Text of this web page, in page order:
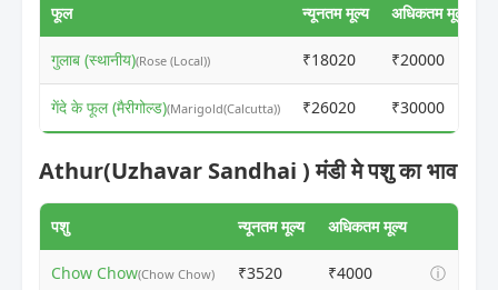
फूल न्यूनतम मूल्य अधिकतम मूल्य
गुलाब (स्थानीय)(Rose (Local)) ₹18020 ₹20000
गेंदे के फूल (मैरीगोल्ड)(Marigold(Calcutta)) ₹26020 ₹30000
Athur(Uzhavar Sandhai ) मंडी मे पशु का भाव
पशु न्यूनतम मूल्य अधिकतम मूल्य
Chow Chow(Chow Chow) ₹3520 ₹4000 ⓘ